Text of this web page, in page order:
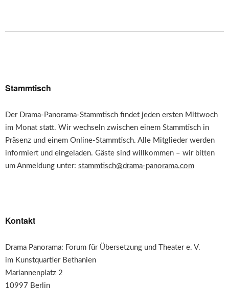
Stammtisch
Der Drama-Panorama-Stammtisch findet jeden ersten Mittwoch
im Monat statt. Wir wechseln zwischen einem Stammtisch in
Präsenz und einem Online-Stammtisch. Alle Mitglieder werden
informiert und eingeladen. Gäste sind willkommen – wir bitten
um Anmeldung unter: stammtisch@drama-panorama.com
Kontakt
Drama Panorama: Forum für Übersetzung und Theater e. V.
im Kunstquartier Bethanien
Mariannenplatz 2
10997 Berlin